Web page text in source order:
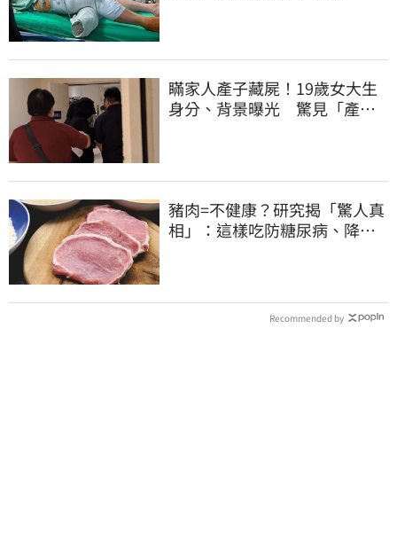
瞞家人產子藏屍！19歲女大生
身分、背景曝光 驚見「產檢
豬肉=不健康？研究揭「驚人真
相」：這樣吃防糖尿病、降膽
Recommended by